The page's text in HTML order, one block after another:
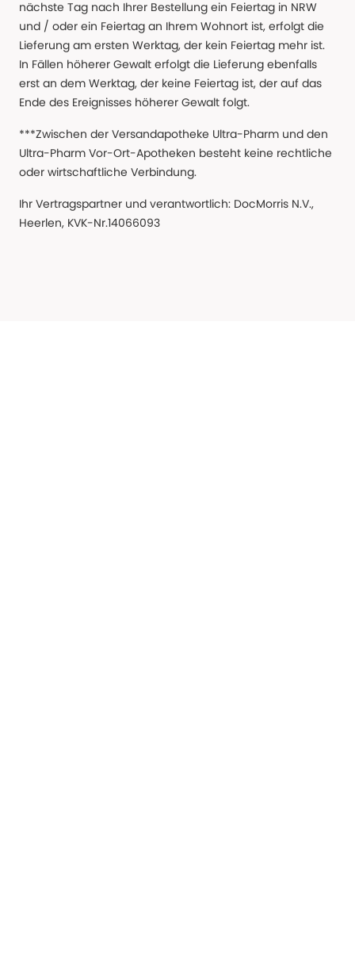
nächste Tag nach Ihrer Bestellung ein Feiertag in NRW
und / oder ein Feiertag an Ihrem Wohnort ist, erfolgt die
Lieferung am ersten Werktag, der kein Feiertag mehr ist.
In Fällen höherer Gewalt erfolgt die Lieferung ebenfalls
erst an dem Werktag, der keine Feiertag ist, der auf das
Ende des Ereignisses höherer Gewalt folgt.
***Zwischen der Versandapotheke Ultra-Pharm und den
Ultra-Pharm Vor-Ort-Apotheken besteht keine rechtliche
oder wirtschaftliche Verbindung.
Ihr Vertragspartner und verantwortlich: DocMorris N.V.,
Heerlen, KVK-Nr.14066093